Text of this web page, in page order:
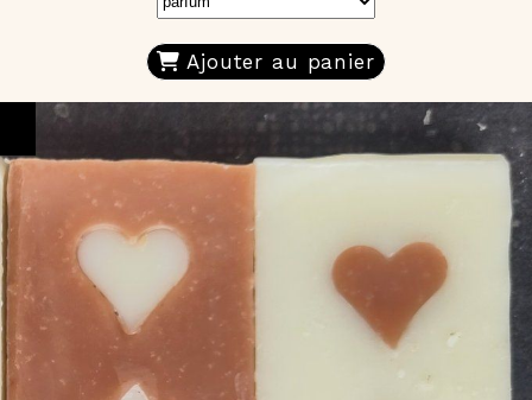
Ajouter au panier